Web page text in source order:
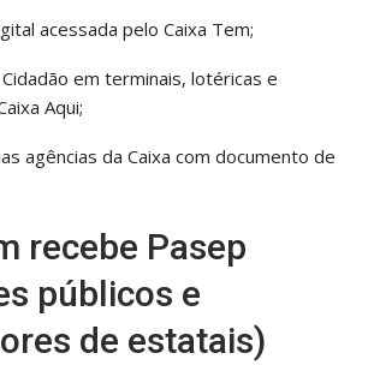
acessada pelo Caixa Tem;
em terminais, lotéricas e
Aqui;
agências da Caixa com documento de
recebe Pasep
públicos e
de estatais)